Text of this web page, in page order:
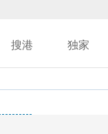
搜港 独家